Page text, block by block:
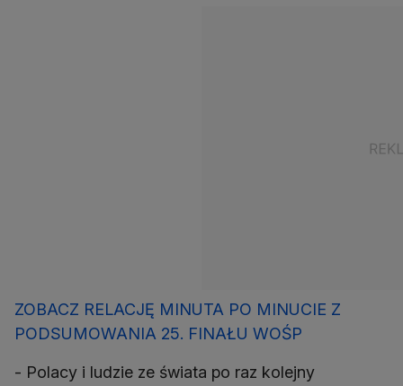
ZOBACZ RELACJĘ MINUTA PO MINUCIE Z
PODSUMOWANIA 25. FINAŁU WOŚP
- Polacy i ludzie ze świata po raz kolejny